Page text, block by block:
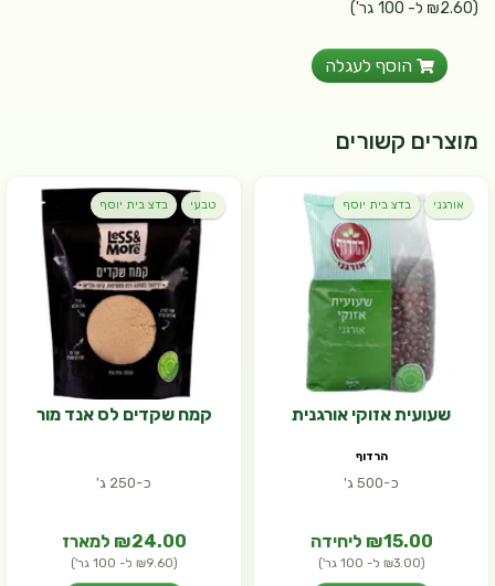
(₪2.60 ל- 100 גר')
הוסף לעגלה
מוצרים קשורים
אורגני בדצ בית יוסף
שעועית אזוקי אורגנית
הרדוף
כ-500 ג'
₪15.00 ליחידה
(₪3.00 ל- 100 גר')
טבעי בדצ בית יוסף
קמח שקדים לס אנד מור
כ-250 ג'
₪24.00 למארז
(₪9.60 ל- 100 גר')